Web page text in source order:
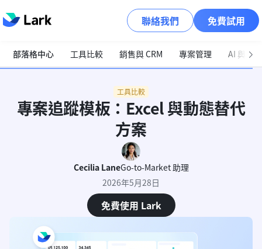
聯絡我們 免費試用
部落格中心 工具比較 銷售與 CRM 專案管理 AI 與自
工具比較
專案追蹤模板：Excel 與動態替代
方案
Cecilia LaneGo-to-Market 助理
2026年5月28日
免費使用 Lark